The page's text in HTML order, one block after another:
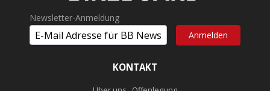
Newsletter-Anmeldung
KONTAKT